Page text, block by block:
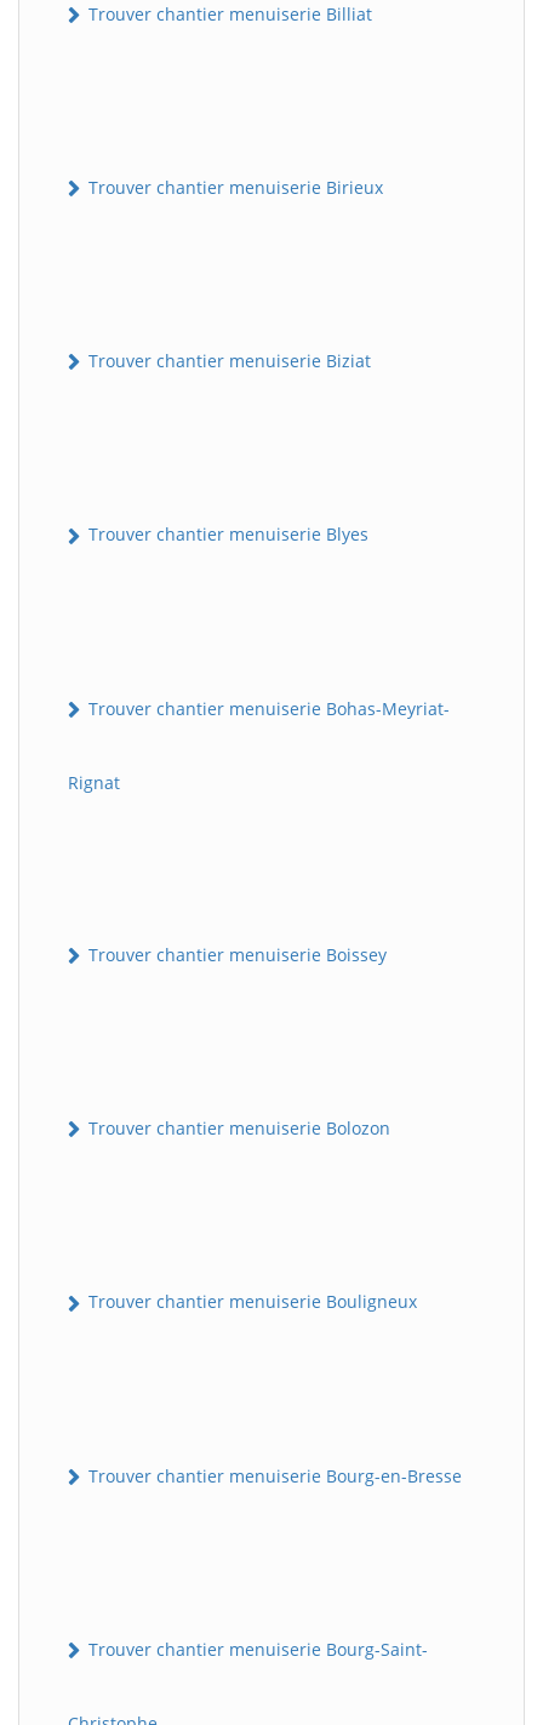
Trouver chantier menuiserie Billiat
Trouver chantier menuiserie Birieux
Trouver chantier menuiserie Biziat
Trouver chantier menuiserie Blyes
Trouver chantier menuiserie Bohas-Meyriat-
Rignat
Trouver chantier menuiserie Boissey
Trouver chantier menuiserie Bolozon
Trouver chantier menuiserie Bouligneux
Trouver chantier menuiserie Bourg-en-Bresse
Trouver chantier menuiserie Bourg-Saint-